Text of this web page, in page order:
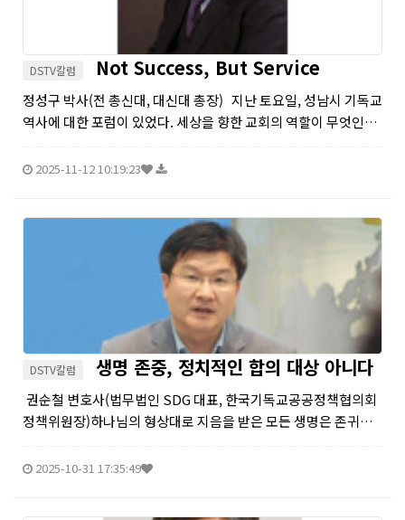
DSTV칼럼 Not Success, But Service
정성구 박사(전 총신대, 대신대 총장) 지난 토요일, 성남시 기독교
역사에 대한 포럼이 있었다. 세상을 향한 교회의 역할이 무엇인지
모로부터 100여 페이지 되는 소 책차를 선물로 받았다...
2025-11-12 10:19:23
DSTV칼럼 생명 존중, 정치적인 합의 대상 아니다
권순철 변호사(법무법인 SDG 대표, 한국기독교공공정책협의회
정책위원장)하나님의 형상대로 지음을 받은 모든 생명은 존귀하
고 보호되어야 할 절대적 가치를 지니다. 이는 성경이 우리에게 가
2025-10-31 17:35:49